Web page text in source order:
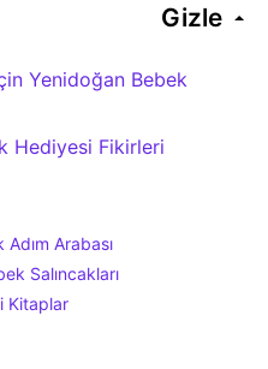
Gizle
Yenidoğan Bebek
Hediyesi Fikirleri
Arabası
Salıncakları
Kitaplar